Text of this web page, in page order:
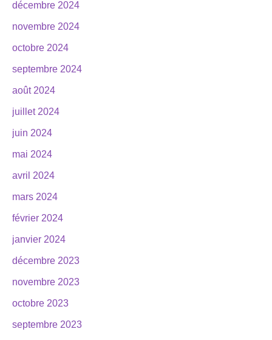
décembre 2024
novembre 2024
octobre 2024
septembre 2024
août 2024
juillet 2024
juin 2024
mai 2024
avril 2024
mars 2024
février 2024
janvier 2024
décembre 2023
novembre 2023
octobre 2023
septembre 2023